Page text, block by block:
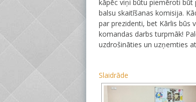
kāpēc viņi būtu piemēroti būt
balsu skaitīšanas komisija.
par prezidenti, bet Kārlis būs
komandas darbs turpmāk!
uzdrošināties un uzņemties
Slaidrāde